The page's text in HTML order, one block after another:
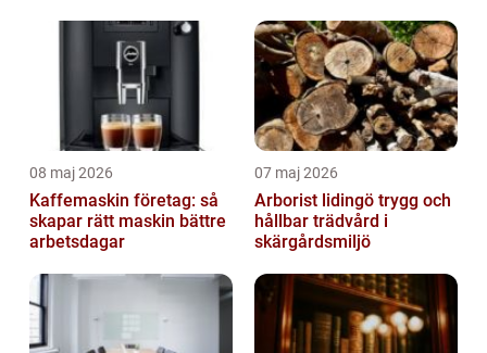
08 maj 2026
Kaffemaskin företag: så
skapar rätt maskin bättre
arbetsdagar
07 maj 2026
Arborist lidingö trygg och
hållbar trädvård i
skärgårdsmiljö